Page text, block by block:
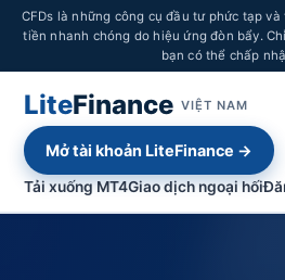
CFDs là những công cụ đầu tư phức tạp
tiền nhanh chóng do hiệu ứng đòn bẩy.
bạn có thể chấp
LiteFinance VIỆT NAM
Tải xuống MT4Giao dịch ngoại hối
Mở tài khoản LiteFinance →